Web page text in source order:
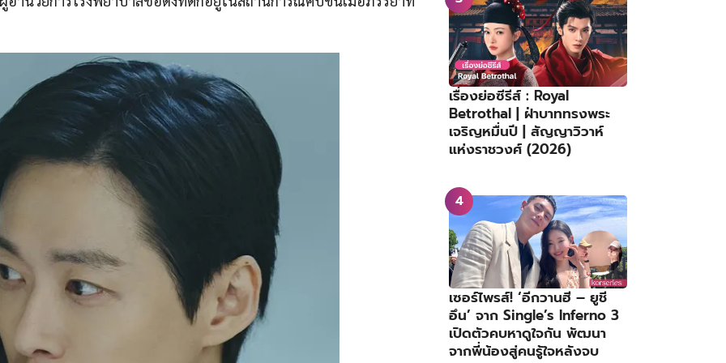
เรื่องย่อซีรีส์ : Royal
Betrothal | ฝ่าบาททรงพระ
เจริญหมื่นปี | สัญญาวิวาห์
แห่งราชวงศ์ (2026)
เซอร์ไพรส์! ‘อีกวานฮี – ยูชี
อึน’ จาก Single’s Inferno 3
เปิดตัวคบหาดูใจกัน พัฒนา
จากพี่น้องสู่คนรู้ใจหลังจบ